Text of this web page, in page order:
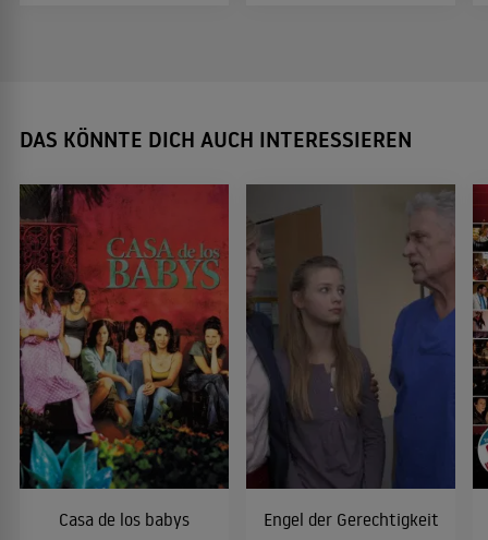
DAS KÖNNTE DICH AUCH INTERESSIEREN
Casa de los babys Engel der Gerechtigkeit